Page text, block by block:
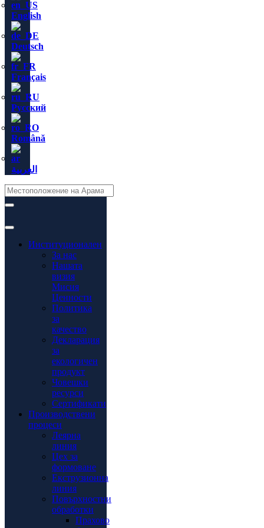
English
Deutsch
Français
Русский
Română
العربية
Институционален
За нас
Нашата
визия
Мисия
Ценности
Политика
за
качество
Декларация
за
екологичен
продукт
Човешки
ресурси
Сертификати
Производствени
процеси
Леярна
линия
Цех за
формоване
Екструзионна
линия
Повърхностни
обработки
Прахово